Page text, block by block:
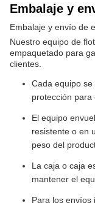
Embalaje y
Embalaje y envío de
Nuestro equipo de
empaquetado para
clientes.
Cada equipo
protección para
El equipo
resistente o en
peso del
La caja o caja
mantener el
Para los envíos